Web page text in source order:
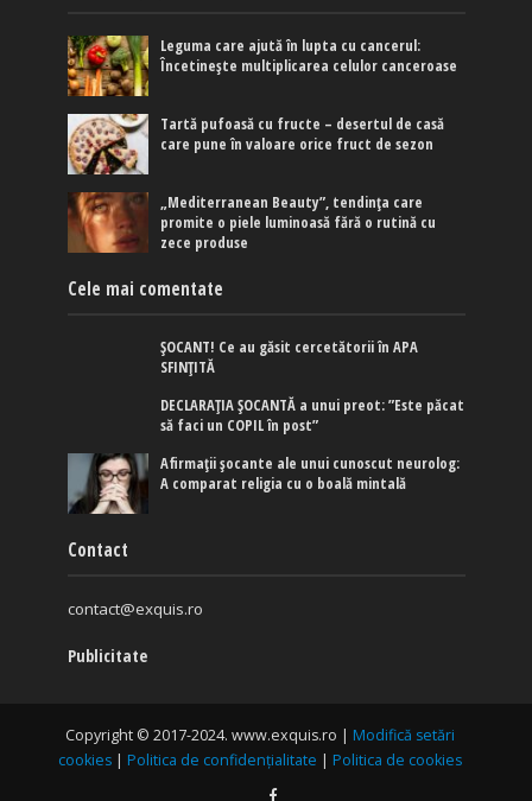
Leguma care ajută în lupta cu cancerul:
Încetinește multiplicarea celulor canceroase
Tartă pufoasă cu fructe – desertul de casă
care pune în valoare orice fruct de sezon
„Mediterranean Beauty”, tendința care
promite o piele luminoasă fără o rutină cu
zece produse
Cele mai comentate
ȘOCANT! Ce au găsit cercetătorii în APA
SFINȚITĂ
DECLARAȚIA ȘOCANTĂ a unui preot: ”Este păcat
să faci un COPIL în post”
Afirmaţii şocante ale unui cunoscut neurolog:
A comparat religia cu o boală mintală
Contact
contact@exquis.ro
Publicitate
Copyright © 2017-2024. www.exquis.ro | Modifică setări
cookies | Politica de confidențialitate | Politica de cookies